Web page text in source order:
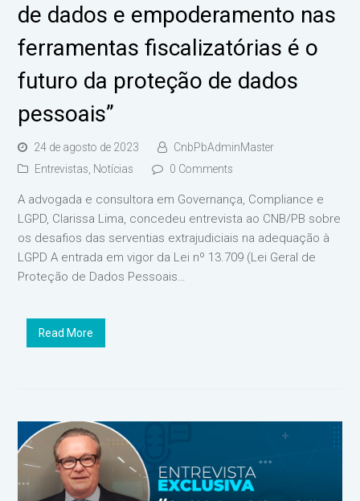
de dados e empoderamento nas
ferramentas fiscalizatórias é o
futuro da proteção de dados
pessoais”
24 de agosto de 2023
CnbPbAdminMaster
Entrevistas Notícias 0 Comments
A advogada e consultora em Governança, Compliance e
LGPD, Clarissa Lima, concedeu entrevista ao CNB/PB sobre
os desafios das serventias extrajudiciais na adequação à
LGPD A entrada em vigor da Lei nº 13.709 (Lei Geral de
Proteção de Dados Pessoais…
Read More